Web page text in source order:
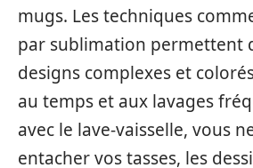
mugs. Les techniques
par sublimation permettent
designs complexes et
au temps et aux lavages
avec le lave-vaisselle, vous
entacher vos tasses, les